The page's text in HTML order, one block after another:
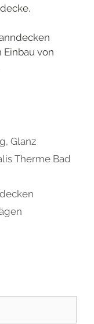
von
,Glanz
Therme Bad